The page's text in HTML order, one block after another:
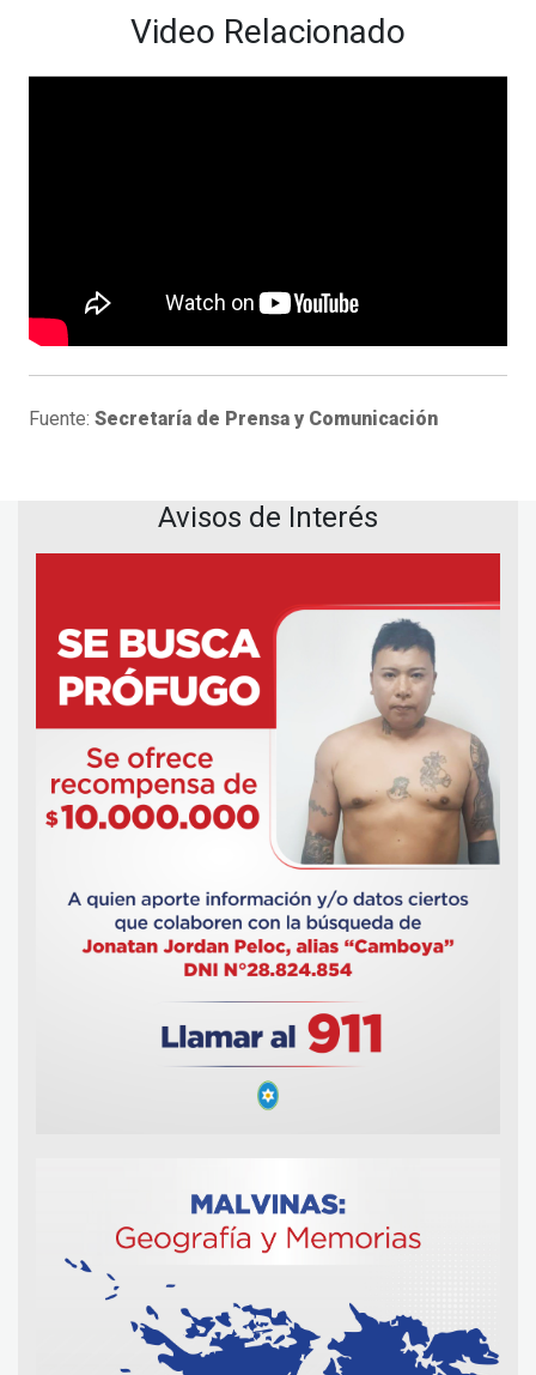
Video Relacionado
Fuente: Secretaría de Prensa y Comunicación
Avisos de Interés